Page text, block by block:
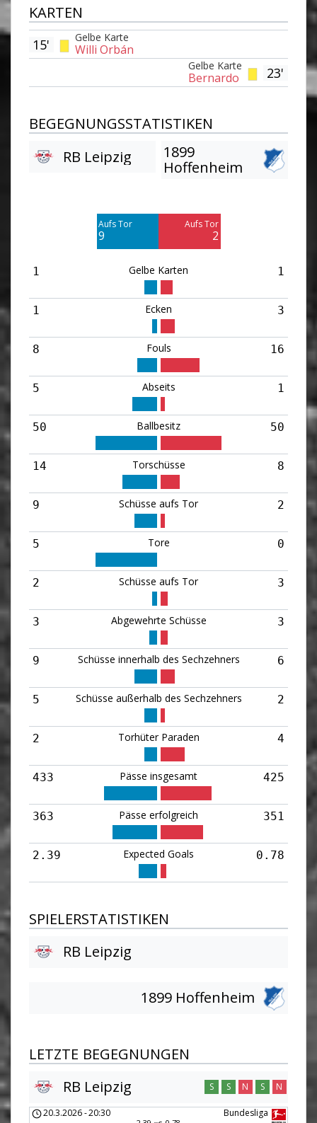
KARTEN
Gelbe Karte
Willi Orbán
15'
23'
Gelbe Karte
Bernardo
BEGEGNUNGSSTATISTIKEN
RB Leipzig
1899
Hoffenheim
Aufs Tor
9
Aufs Tor
2
1 Gelbe Karten 1
1 Ecken 3
8 Fouls 16
5 Abseits 1
50 Ballbesitz 50
14 Torschüsse 8
9 Schüsse aufs Tor 2
5 Tore 0
2 Schüsse aufs Tor 3
3 Abgewehrte Schüsse 3
9 Schüsse innerhalb des Sechzehners 6
5 Schüsse außerhalb des Sechzehners 2
2 Torhüter Paraden 4
433 Pässe insgesamt 425
363 Pässe erfolgreich 351
2.39 Expected Goals 0.78
SPIELERSTATISTIKEN
RB Leipzig
1899 Hoffenheim
LETZTE BEGEGNUNGEN
RB Leipzig
S S N S N
Bundesliga
20.3.2026-20:30